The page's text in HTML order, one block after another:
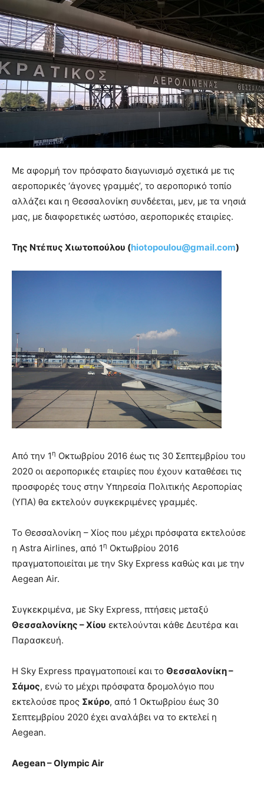
Με αφορμή τον πρόσφατο διαγωνισμό σχετικά με τις
αεροπορικές ‘άγονες γραμμές’, το αεροπορικό τοπίο
αλλάζει και η Θεσσαλονίκη συνδέεται, μεν, με τα νησιά
μας, με διαφορετικές ωστόσο, αεροπορικές εταιρίες.
Της Ντέπυς Χιωτοπούλου (hiotopoulou@gmail.com)
Από την 1η Οκτωβρίου 2016 έως τις 30 Σεπτεμβρίου του
2020 οι αεροπορικές εταιρίες που έχουν καταθέσει τις
προσφορές τους στην Υπηρεσία Πολιτικής Αεροπορίας
(ΥΠΑ) θα εκτελούν συγκεκριμένες γραμμές.
Το Θεσσαλονίκη – Χίος που μέχρι πρόσφατα εκτελούσε
η Astra Airlines, από 1η Οκτωβρίου 2016
πραγματοποιείται με την Sky Express καθώς και με την
Aegean Air.
Συγκεκριμένα, με Sky Express, πτήσεις μεταξύ
Θεσσαλονίκης – Χίου εκτελούνται κάθε Δευτέρα και
Παρασκευή.
H Sky Express πραγματοποιεί και το Θεσσαλονίκη –
Σάμος, ενώ το μέχρι πρόσφατα δρομολόγιο που
εκτελούσε προς Σκύρο, από 1 Οκτωβρίου έως 30
Σεπτεμβρίου 2020 έχει αναλάβει να το εκτελεί η
Aegean.
Aegean – Olympic Air